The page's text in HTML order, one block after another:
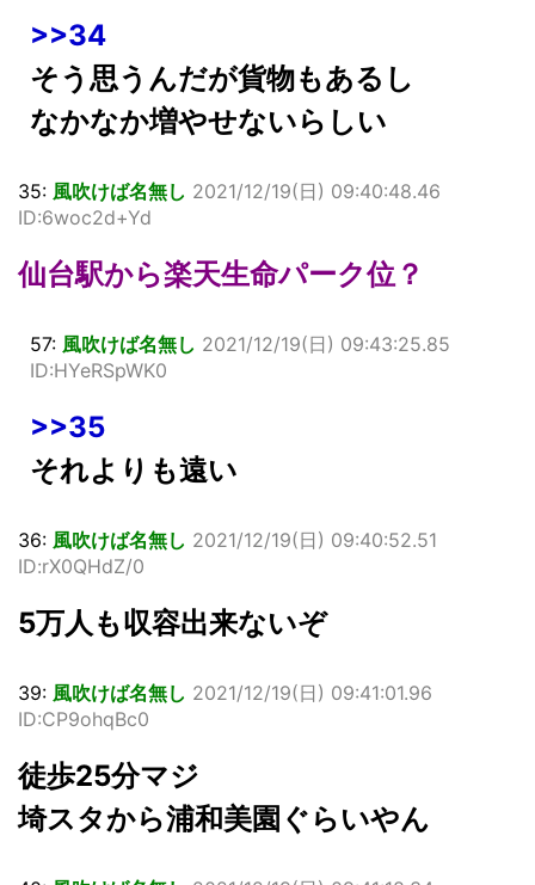
>>34
そう思うんだが貨物もあるし
なかなか増やせないらしい
35: 風吹けば名無し 2021/12/19(日) 09:40:48.46
ID:6woc2d+Yd
仙台駅から楽天生命パーク位？
57: 風吹けば名無し 2021/12/19(日) 09:43:25.85
ID:HYeRSpWK0
>>35
それよりも遠い
36: 風吹けば名無し 2021/12/19(日) 09:40:52.51
ID:rX0QHdZ/0
5万人も収容出来ないぞ
39: 風吹けば名無し 2021/12/19(日) 09:41:01.96
ID:CP9ohqBc0
徒歩25分マジ
埼スタから浦和美園ぐらいやん